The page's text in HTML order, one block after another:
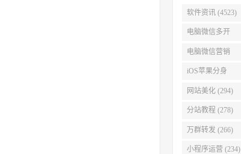
软件资讯 (4523)
电脑微信多开
(479)
电脑微信营销
(386)
iOS苹果分身
(371)
网站美化 (294)
分站教程 (278)
万群转发 (266)
小程序运营 (234)